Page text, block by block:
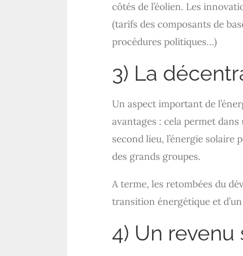
côtés de l’éolien. Les
(tarifs des composants de
procédures politiques…)
3) La
Un aspect important de
avantages : cela permet
second lieu, l’énergie
des grands groupes.
A terme, les retombées du
transition énergétique et
4) Un